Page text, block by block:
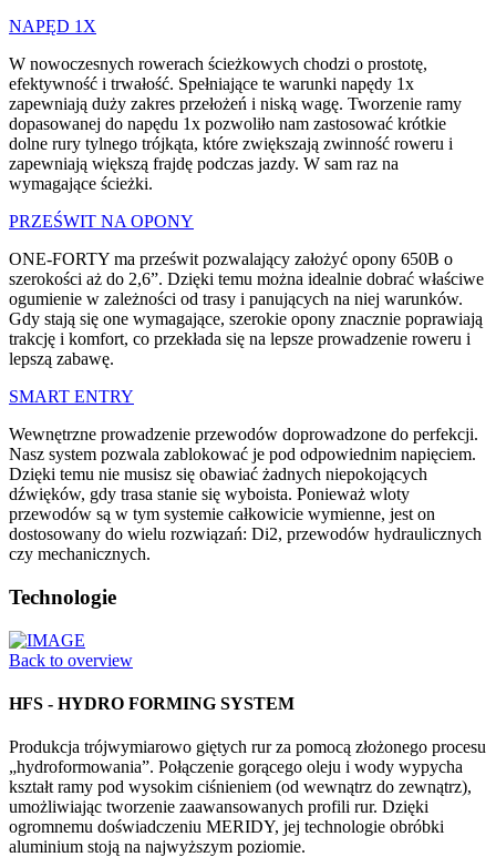
NAPĘD 1X
W nowoczesnych rowerach ścieżkowych chodzi o prostotę,
efektywność i trwałość. Spełniające te warunki napędy 1x
zapewniają duży zakres przełożeń i niską wagę. Tworzenie ramy
dopasowanej do napędu 1x pozwoliło nam zastosować krótkie
dolne rury tylnego trójkąta, które zwiększają zwinność roweru i
zapewniają większą frajdę podczas jazdy. W sam raz na
wymagające ścieżki.
PRZEŚWIT NA OPONY
ONE-FORTY ma prześwit pozwalający założyć opony 650B o
szerokości aż do 2,6”. Dzięki temu można idealnie dobrać właściwe
ogumienie w zależności od trasy i panujących na niej warunków.
Gdy stają się one wymagające, szerokie opony znacznie poprawiają
trakcję i komfort, co przekłada się na lepsze prowadzenie roweru i
lepszą zabawę.
SMART ENTRY
Wewnętrzne prowadzenie przewodów doprowadzone do perfekcji.
Nasz system pozwala zablokować je pod odpowiednim napięciem.
Dzięki temu nie musisz się obawiać żadnych niepokojących
dźwięków, gdy trasa stanie się wyboista. Ponieważ wloty
przewodów są w tym systemie całkowicie wymienne, jest on
dostosowany do wielu rozwiązań: Di2, przewodów hydraulicznych
czy mechanicznych.
Technologie
Back to overview
HFS - HYDRO FORMING SYSTEM
Produkcja trójwymiarowo giętych rur za pomocą złożonego procesu
„hydroformowania”. Połączenie gorącego oleju i wody wypycha
kształt ramy pod wysokim ciśnieniem (od wewnątrz do zewnątrz),
umożliwiając tworzenie zaawansowanych profili rur. Dzięki
ogromnemu doświadczeniu MERIDY, jej technologie obróbki
aluminium stoją na najwyższym poziomie.